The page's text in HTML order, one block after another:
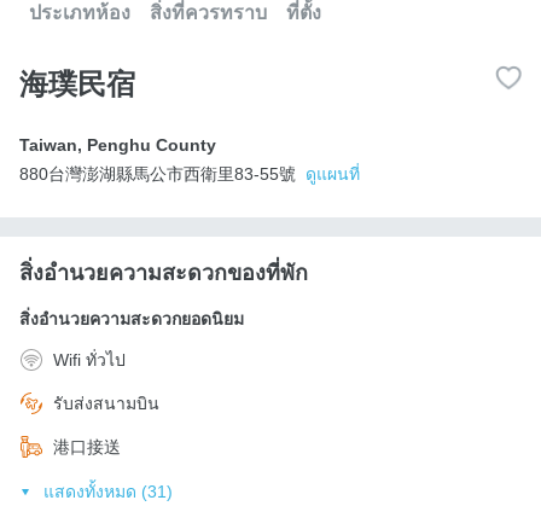
ประเภทห้อง สิ่งที่ควรทราบ ที่ตั้ง
海璞民宿
Taiwan, Penghu County
880台灣澎湖縣馬公市西衛里83-55號
ดูแผนที่
สิ่งอำนวยความสะดวกของที่พัก
สิ่งอำนวยความสะดวกยอดนิยม
Wifi ทั่วไป
รับส่งสนามบิน
港口接送
แสดงทั้งหมด (31)